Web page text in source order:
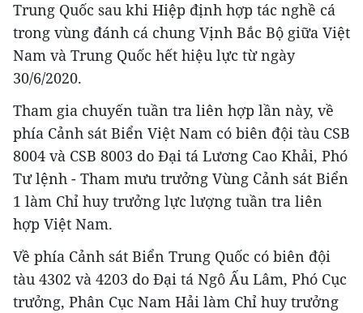
Trung Quốc sau khi Hiệp định hợp tác nghề cá
trong vùng đánh cá chung Vịnh Bắc Bộ giữa Việt
Nam và Trung Quốc hết hiệu lực từ ngày
30/6/2020.
Tham gia chuyến tuần tra liên hợp lần này, về
phía Cảnh sát Biển Việt Nam có biên đội tàu CSB
8004 và CSB 8003 do Đại tá Lương Cao Khải, Phó
Tư lệnh - Tham mưu trưởng Vùng Cảnh sát Biển
1 làm Chỉ huy trưởng lực lượng tuần tra liên
hợp Việt Nam.
Về phía Cảnh sát Biển Trung Quốc có biên đội
tàu 4302 và 4203 do Đại tá Ngô Ấu Lâm, Phó Cục
trưởng, Phân Cục Nam Hải làm Chỉ huy trưởng